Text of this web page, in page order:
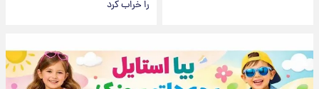
را خراب کرد